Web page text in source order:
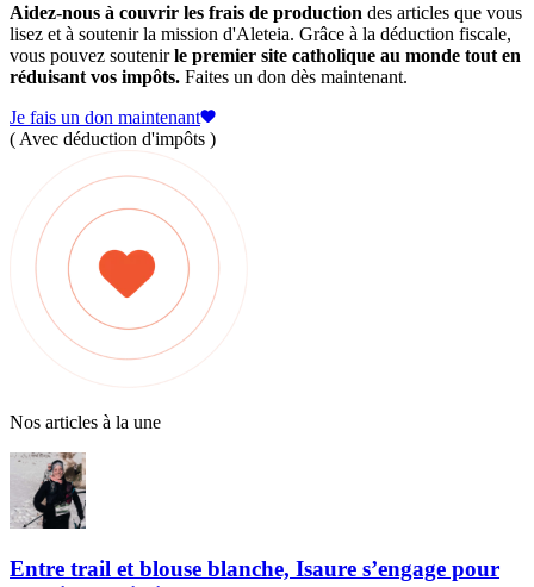
Aidez-nous à couvrir les frais de production des articles que vous
lisez et à soutenir la mission d'Aleteia. Grâce à la déduction fiscale,
vous pouvez soutenirle premier site catholique au monde tout en
réduisant vos impôts. Faites un don dès maintenant.
Je fais un don maintenant
( Avec déduction d'impôts )
Nos articles à la une
Entre trail et blouse blanche, Isaure s’engage pour